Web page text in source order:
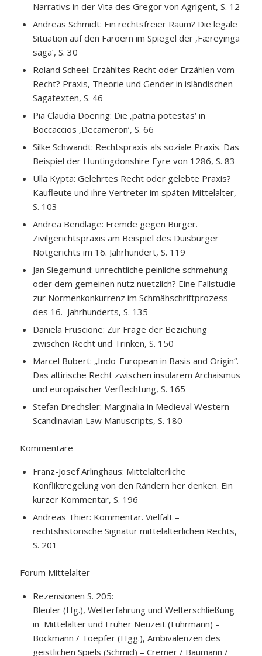
Narrativs in der Vita des Gregor von Agrigent, S. 12
Andreas Schmidt: Ein rechtsfreier Raum? Die legale
Situation auf den Färöern im Spiegel der ‚Færeyinga
saga‘, S. 30
Roland Scheel: Erzähltes Recht oder Erzählen vom
Recht? Praxis, Theorie und Gender in isländischen
Sagatexten, S. 46
Pia Claudia Doering: Die ‚patria potestas‘ in
Boccaccios ‚Decameron‘, S. 66
Silke Schwandt: Rechtspraxis als soziale Praxis. Das
Beispiel der Huntingdonshire Eyre von 1286, S. 83
Ulla Kypta: Gelehrtes Recht oder gelebte Praxis?
Kaufleute und ihre Vertreter im späten Mittelalter,
S. 103
Andrea Bendlage: Fremde gegen Bürger.
Zivilgerichtspraxis am Beispiel des Duisburger
Notgerichts im 16. Jahrhundert, S. 119
Jan Siegemund: unrechtliche peinliche schmehung
oder dem gemeinen nutz nuetzlich? Eine Fallstudie
zur Normenkonkurrenz im Schmähschriftprozess
des 16. Jahrhunderts, S. 135
Daniela Fruscione: Zur Frage der Beziehung
zwischen Recht und Trinken, S. 150
Marcel Bubert: „Indo-European in Basis and Origin“.
Das altirische Recht zwischen insularem Archaismus
und europäischer Verflechtung, S. 165
Stefan Drechsler: Marginalia in Medieval Western
Scandinavian Law Manuscripts, S. 180
Kommentare
Franz-Josef Arlinghaus: Mittelalterliche
Konfliktregelung von den Rändern her denken. Ein
kurzer Kommentar, S. 196
Andreas Thier: Kommentar. Vielfalt –
rechtshistorische Signatur mittelalterlichen Rechts,
S. 201
Forum Mittelalter
Rezensionen S. 205:
Bleuler (Hg.), Welterfahrung und Welterschließung
in Mittelalter und Früher Neuzeit (Fuhrmann) –
Bockmann / Toepfer (Hgg.), Ambivalenzen des
geistlichen Spiels (Schmid) – Cremer / Baumann /